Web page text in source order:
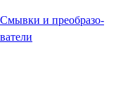
Смывки и преобразо-
ватели